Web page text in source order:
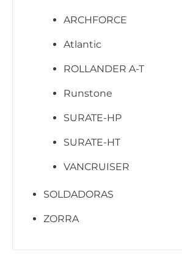
ARCHFORCE
Atlantic
ROLLANDER A-T
Runstone
SURATE-HP
SURATE-HT
VANCRUISER
SOLDADORAS
ZORRA